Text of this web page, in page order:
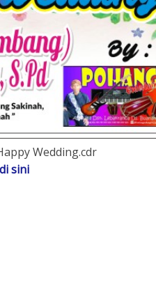
Wedding.cdr
di sini